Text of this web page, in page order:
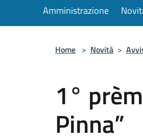
Amministrazione
Home > Novità >
1°
Pinna”